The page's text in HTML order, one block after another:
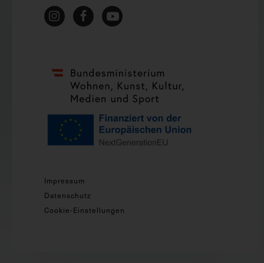
Impressum
Datenschutz
Cookie-Einstellungen